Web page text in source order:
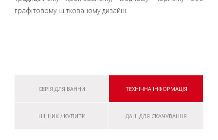
графітовому щіткованому дизайні.
СЕРІЯ ДЛЯ ВАННИ ТЕХНІЧНА ІНФОРМАЦІЯ
ЦІННИК / КУПИТИ ДАНІ ДЛЯ СКАЧУВАННЯ